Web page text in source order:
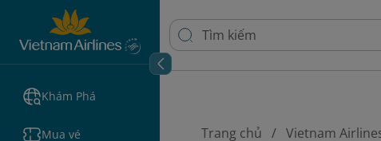
Khám Phá
Mua vé Trang chủ Vietnam